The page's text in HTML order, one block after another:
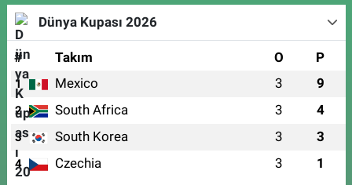
Dünya Kupası 2026
# Takım O P
1 Mexico 3 9
2 South Africa 3 4
3 South Korea 3 3
4 Czechia 3 1